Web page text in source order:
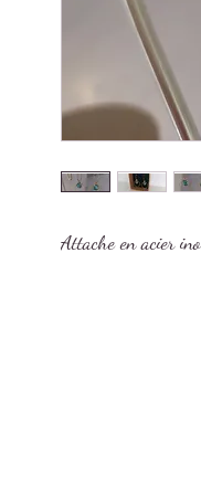
Attache en acier